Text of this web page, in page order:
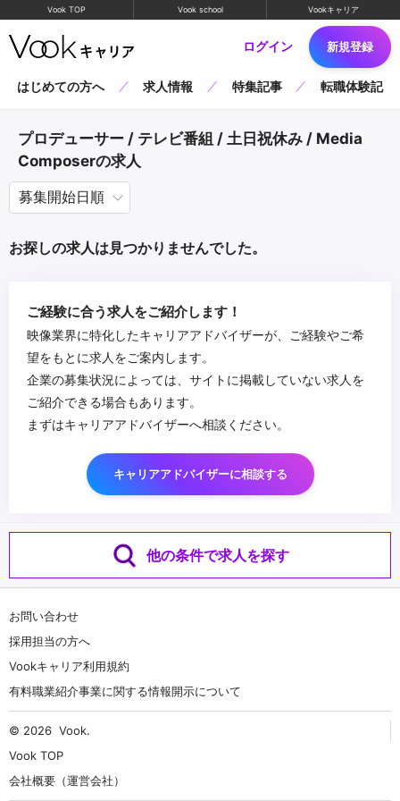
Vook TOP Vook school Vookキャリア
ログイン 新規登録
はじめての方へ 求人情報 特集記事 転職体験記
プロデューサー / テレビ番組 / 土日祝休み / Media
Composerの求人
お探しの求人は見つかりませんでした。
ご経験に合う求人をご紹介します！
映像業界に特化したキャリアアドバイザーが、ご経験やご希
望をもとに求人をご案内します。
企業の募集状況によっては、サイトに掲載していない求人を
ご紹介できる場合もあります。
まずはキャリアアドバイザーへ相談ください。
キャリアアドバイザーに相談する
他の条件で求人を探す
お問い合わせ
採用担当の方へ
Vookキャリア利用規約
有料職業紹介事業に関する情報開示について
© 2026 Vook.
Vook TOP
会社概要（運営会社）